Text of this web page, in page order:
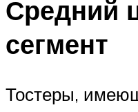
Средний
сегмент
Тостеры,